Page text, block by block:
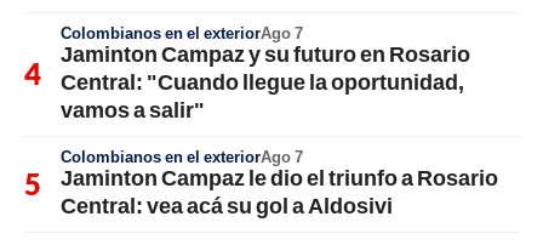
Colombianos en el exteriorAgo 7
Jaminton Campaz y su futuro en Rosario
Central: "Cuando llegue la oportunidad,
vamos a salir"
Colombianos en el exteriorAgo 7
Jaminton Campaz le dio el triunfo a Rosario
Central: vea acá su gol a Aldosivi